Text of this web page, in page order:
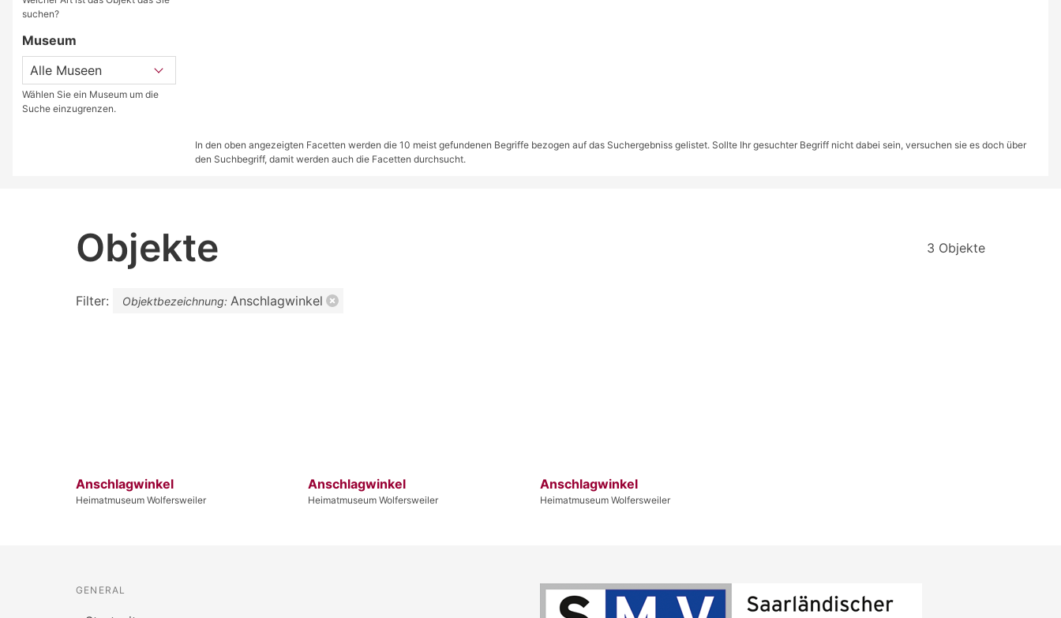
suchen?
Museum
Wählen Sie ein Museum um die
Suche einzugrenzen.
In den oben angezeigten Facetten werden die 10 meist gefundenen Begriffe bezogen auf das Suchergebniss gelistet. Sollte Ihr gesuchter Begriff nicht dabei sein, versuchen sie es doch über
den Suchbegriff, damit werden auch die Facetten durchsucht.
Objekte 3 Objekte
Filter: Objektbezeichnung: Anschlagwinkel
Anschlagwinkel
Heimatmuseum Wolfersweiler
Anschlagwinkel
Heimatmuseum Wolfersweiler
Anschlagwinkel
Heimatmuseum Wolfersweiler
GENERAL